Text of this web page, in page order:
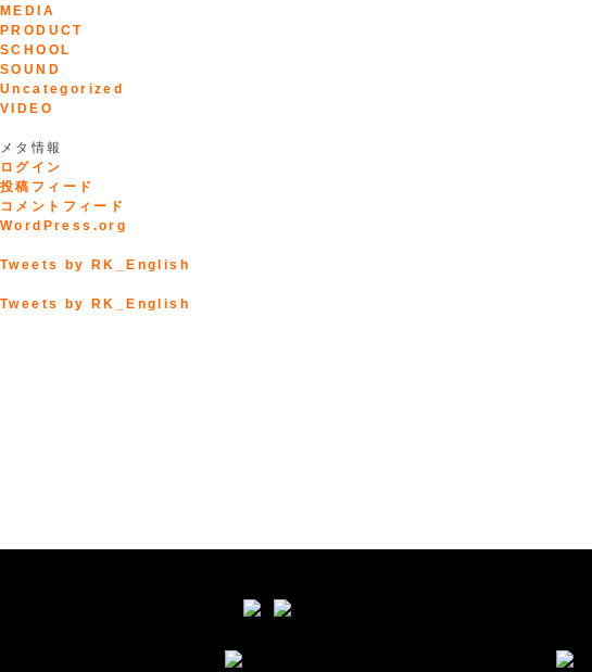
MEDIA
PRODUCT
SCHOOL
SOUND
Uncategorized
VIDEO
メタ情報
ログイン
投稿フィード
コメントフィード
WordPress.org
Tweets by RK_English
Tweets by RK_English